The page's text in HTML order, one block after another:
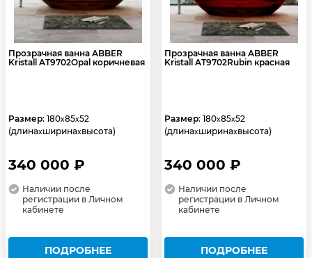
Прозрачная ванна ABBER
Kristall AT9702Opal коричневая
Размер: 180x85x52
(длинаxширинаxвысота)
340 000 ₽
Наличии после
регистрации в Личном
кабинете
ПОДРОБНЕЕ
Прозрачная ванна ABBER
Kristall AT9702Rubin красная
Размер: 180x85x52
(длинаxширинаxвысота)
340 000 ₽
Наличии после
регистрации в Личном
кабинете
ПОДРОБНЕЕ